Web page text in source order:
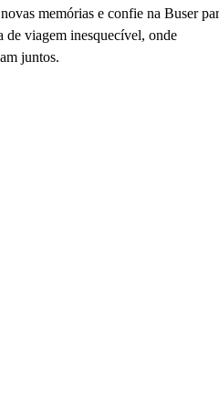
memórias e confie na Buser
de viagem inesquecível, onde
juntos.